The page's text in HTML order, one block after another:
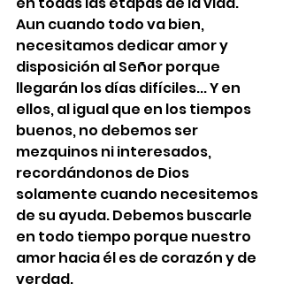
Aun cuando todo va bien,
necesitamos dedicar amor y
disposición al Señor porque
llegarán los días difíciles... Y en
ellos, al igual que en los tiempos
buenos, no debemos ser
mezquinos ni interesados,
recordándonos de Dios
solamente cuando necesitemos
de su ayuda. Debemos buscarle
en todo tiempo porque nuestro
amor hacia él es de corazón y de
verdad.